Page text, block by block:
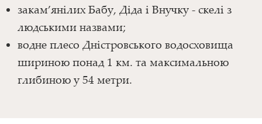
закам’янілих Бабу, Діда і Внучку - скелі з
людськими назвами;
водне плесо Дністровського водосховища
шириною понад 1 км. та максимальною
глибиною у 54 метри.